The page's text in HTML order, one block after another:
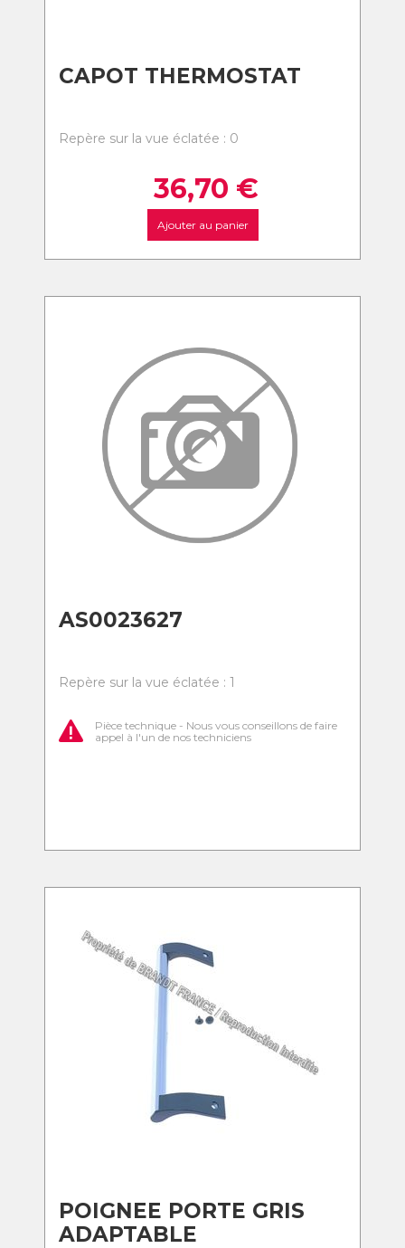
CAPOT THERMOSTAT
Repère sur la vue éclatée : 0
36,70 €
Ajouter au panier
AS0023627
Repère sur la vue éclatée : 1
Pièce technique - Nous vous conseillons de faire
appel à l'un de nos techniciens
POIGNEE PORTE GRIS
ADAPTABLE